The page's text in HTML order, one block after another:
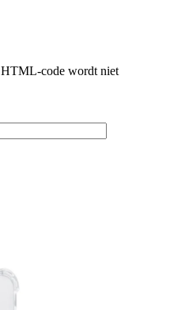
HTML-code wordt niet